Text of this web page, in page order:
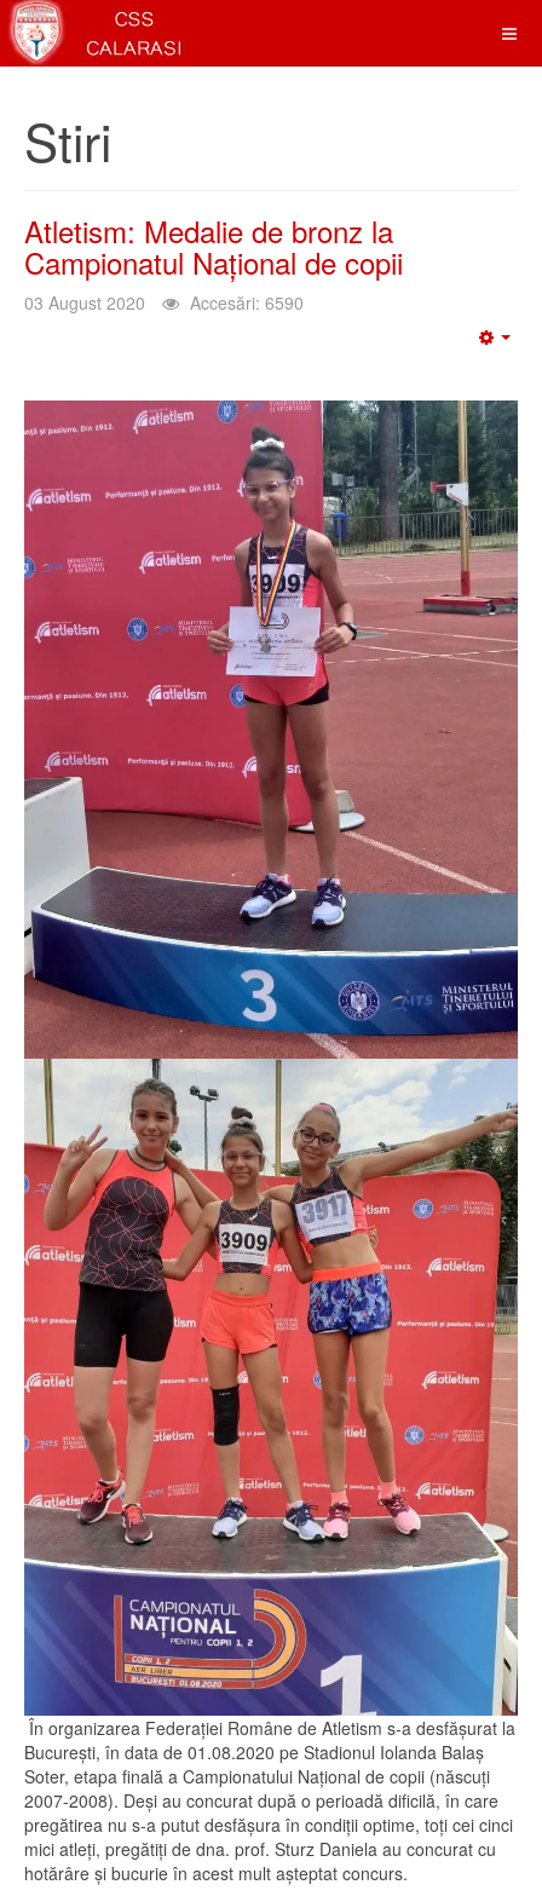
Stiri
Atletism: Medalie de bronz la
Campionatul Național de copii
03 August 2020 Accesări: 6590
În organizarea Federației Române de Atletism s-a desfășurat la
București, în data de 01.08.2020 pe Stadionul Iolanda Balaș
Soter, etapa finală a Campionatului Național de copii (născuți
2007-2008). Deși au concurat după o perioadă dificilă, în care
pregătirea nu s-a putut desfășura în condiții optime, toți cei cinci
mici atleți, pregătiți de dna. prof. Sturz Daniela au concurat cu
hotărâre și bucurie în acest mult așteptat concurs.